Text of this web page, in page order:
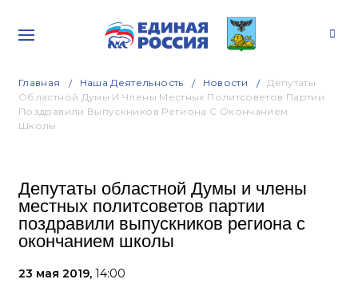
Главная Наша Деятельность Новости
Депутаты
Областной Думы И Члены Местных Политсоветов Партии
Поздравили Выпускников Региона С Окончанием
Школы
Депутаты областной Думы и члены
местных политсоветов партии
поздравили выпускников региона с
окончанием школы
23 мая 2019, 14:00